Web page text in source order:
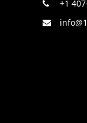
+1